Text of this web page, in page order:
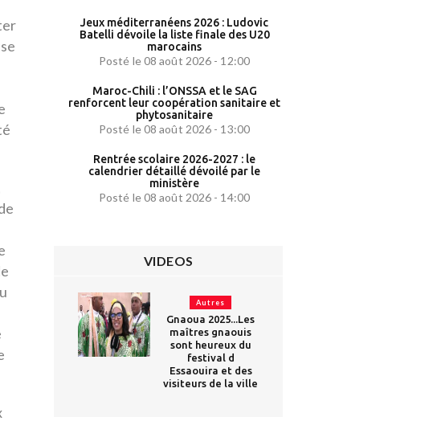
Jeux méditerranéens 2026 : Ludovic
Batelli dévoile la liste finale des U20
marocains
Posté le 08 août 2026 - 12:00
Maroc-Chili : l’ONSSA et le SAG
renforcent leur coopération sanitaire et
phytosanitaire
Posté le 08 août 2026 - 13:00
Rentrée scolaire 2026-2027 : le
calendrier détaillé dévoilé par le
ministère
Posté le 08 août 2026 - 14:00
VIDEOS
Autres
Gnaoua 2025...Les
maîtres gnaouis
sont heureux du
festival d
Essaouira et des
visiteurs de la ville